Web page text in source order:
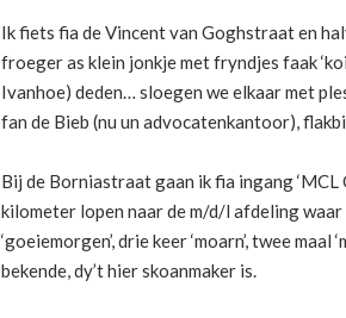
Ik fiets fia de Vincent van Goghstraat en
froeger as klein jonkje met fryndjes faak
Ivanhoe) deden… sloegen we elkaar met
fan de Bieb (nu un advocatenkantoor),
Bij de Borniastraat gaan ik fia ingang ‘MCL
kilometer lopen naar de m/d/l afdeling
‘goeiemorgen’, drie keer ‘moarn’, twee maal
bekende, dy’t hier skoanmaker is.